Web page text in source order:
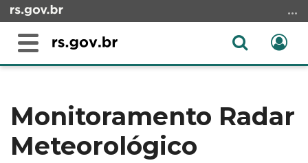
para
conteúdo
menu
para
Alterna
Abrir
conteúdo
Monitoramento Radar
Meteorológico